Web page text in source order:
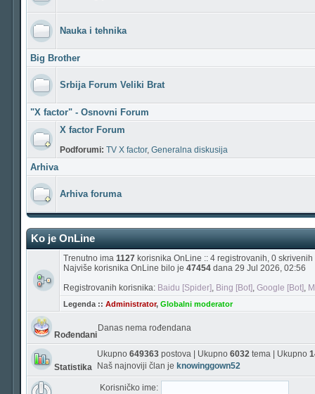
Nauka i tehnika
Big Brother
Srbija Forum Veliki Brat
"X factor" - Osnovni Forum
X factor Forum
Podforumi: TV X factor, Generalna diskusija
Arhiva
Arhiva foruma
Ko je OnLine
Trenutno ima 1127 korisnika OnLine :: 4 registrovanih, 0
Najviše korisnika OnLine bilo je 47454 dana 29 Jul 2026, 02:56
Registrovanih korisnika: Baidu [Spider], Bing [Bot], Google [Bot],
Legenda :: Administrator, Globalni moderator
Rođendani
Danas nema rođendana
Statistika
Ukupno 649363 postova | Ukupno 6032 tema | Ukupno
Naš najnoviji član je knowinggown52
Korisničko ime: